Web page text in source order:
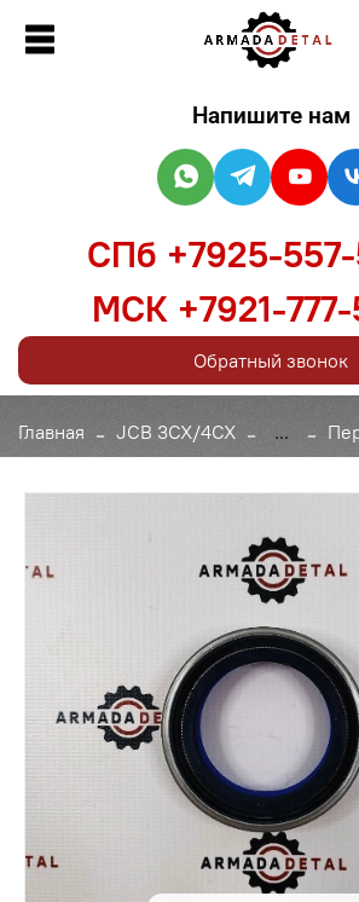
Главная JCB 3CX/4CX ...
Напишите нам
СПб +7925-
МСК +7921-
Обратный звонок